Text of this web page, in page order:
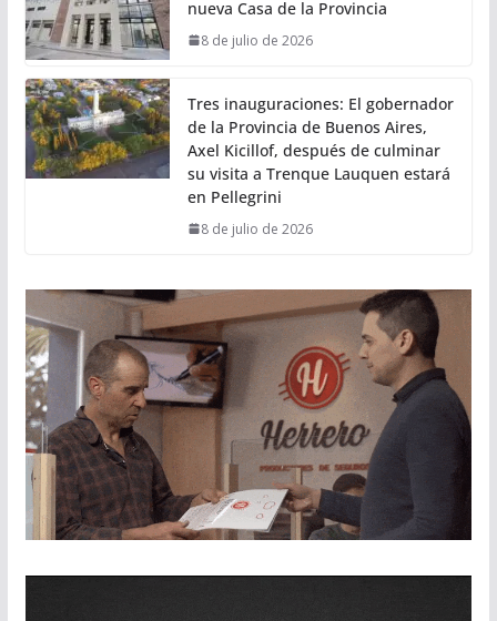
nueva Casa de la Provincia
8 de julio de 2026
Tres inauguraciones: El gobernador
de la Provincia de Buenos Aires,
Axel Kicillof, después de culminar
su visita a Trenque Lauquen estará
en Pellegrini
8 de julio de 2026